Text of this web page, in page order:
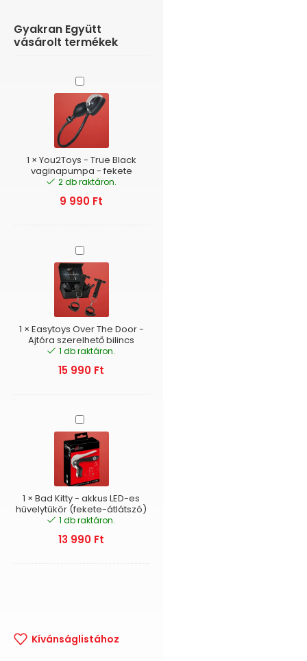
Gyakran Együtt
vásárolt termékek
You2Toys
-
True
Black
vaginapumpa
-
fekete
1 × You2Toys - True Black
vaginapumpa - fekete
2 db raktáron.
9 990 Ft
Easytoys
Over
The
Door
-
Ajtóra
szerelhető
bilincs
1 × Easytoys Over The Door -
Ajtóra szerelhető bilincs
1 db raktáron.
15 990 Ft
Bad
Kitty
-
akkus
LED-
es
hüvelytükör
(fekete-
átlátszó)
1 ×Bad Kitty - akkus LED-es
hüvelytükör (fekete-átlátszó)
1 db raktáron.
13 990 Ft
Kívánságlistához